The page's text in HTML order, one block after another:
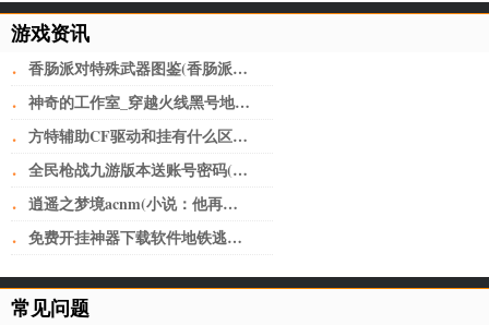
游戏资讯
· 香肠派对特殊武器图鉴(香肠派对武器搭配一览表2022 强势上分)
· 神奇的工作室_穿越火线黑号地址(做淘宝必备工具)
· 方特辅助CF驱动和挂有什么区别迂回操控游戏_CF黑号网
· 全民枪战九游版本送账号密码(全民枪战2九游版 v3.21.0安卓版)
· 逍遥之梦境acnm(小说：他再一次置身之内，脸庞像上次一样，写满了茫然)
· 免费开挂神器下载软件地铁逃生(深圳又开挂！机荷高速将改上下双层8+8车道，全国首创)
常见问题